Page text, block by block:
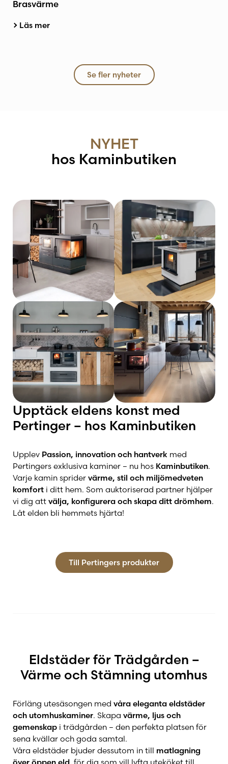
Se fler nyheter
Brasvärme
Läs mer
NYHET
hos Kaminbutiken
Upptäck eldens konst med
Pertinger – hos Kaminbutiken
Upplev Passion, innovation och hantverk med
Pertingers exklusiva kaminer – nu hos Kaminbutiken.
Varje kamin sprider värme, stil och miljömedveten
komfort i ditt hem. Som auktoriserad partner hjälper
vi dig att välja, konfigurera och skapa ditt drömhem.
Låt elden bli hemmets hjärta!
Till Pertingers produkter
Eldstäder för Trädgården –
Värme och Stämning utomhus
Förläng utesäsongen med våra eleganta eldstäder
och utomhuskaminer. Skapa värme, ljus och
gemenskap i trädgården – den perfekta platsen för
sena kvällar och goda samtal.
Våra eldstäder bjuder dessutom in till matlagning